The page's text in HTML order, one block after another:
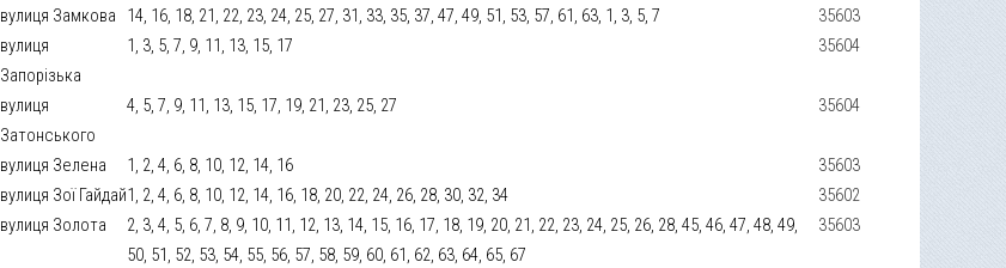
вулиця Замкова
14, 16, 18, 21, 22, 23, 24, 25, 27, 31, 33, 35, 37, 47, 49, 51, 53, 57, 61, 63, 1, 3, 5, 7
35603
вулиця
Запорізька
1, 3, 5, 7, 9, 11, 13, 15, 17 35604
вулиця
Затонського
4, 5, 7, 9, 11, 13, 15, 17, 19, 21, 23, 25, 27 35604
вулиця Зелена 1, 2, 4, 6, 8, 10, 12, 14, 16
35603
вулиця Зої Гайдай1, 2, 4, 6, 8, 10, 12, 14, 16, 18, 20, 22, 24, 26, 28, 30, 32, 34
35602
вулиця Золота
2, 3, 4, 5, 6, 7, 8, 9, 10, 11, 12, 13, 14, 15, 16, 17, 18, 19, 20, 21, 22, 23, 24, 25, 26, 28, 45, 46, 47, 48, 49,
50, 51, 52, 53, 54, 55, 56, 57, 58, 59, 60, 61, 62, 63, 64, 65, 67
35603